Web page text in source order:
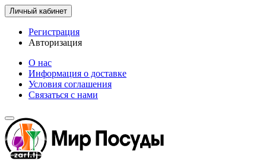
Личный кабинет
Регистрация
Авторизация
О нас
Информация о доставке
Условия соглашения
Связаться с нами